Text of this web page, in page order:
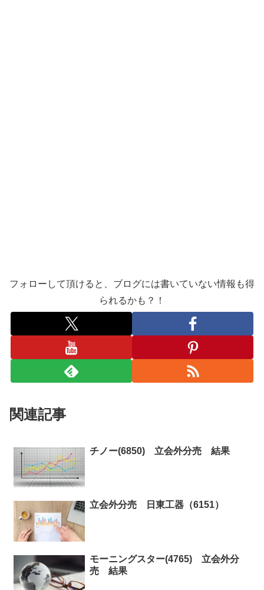
フォローして頂けると、ブログには書いていない情報も得
られるかも？！
関連記事
チノー(6850) 立会外分売 結果
立会外分売 日東工器（6151）
モーニングスター(4765) 立会外分
売 結果